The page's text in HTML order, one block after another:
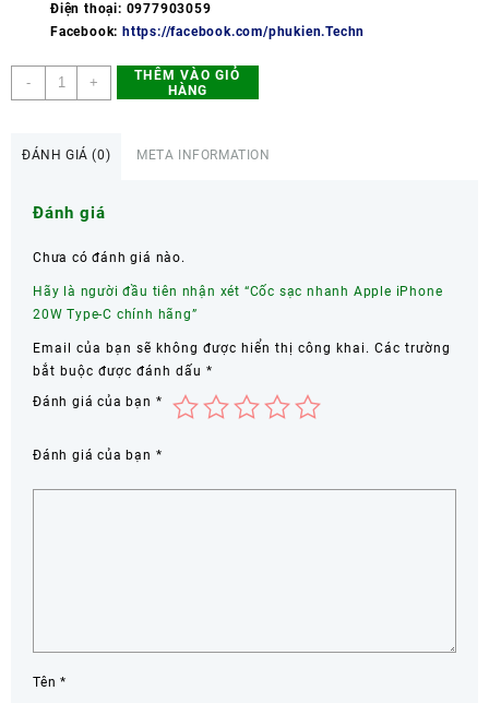
Điện thoại: 0977903059
Facebook: https://facebook.com/phukien.Techn
-
Cốc
sạc
Type-
chính
hãng
số
+
THÊM VÀO GIỎ
HÀNG
ĐÁNH GIÁ (0) META INFORMATION
Đánh giá
Chưa có đánh giá nào.
Hãy là người đầu tiên nhận xét “Cốc sạc nhanh Apple iPhone
20W Type-C chính hãng”
Email của bạn sẽ không được hiển thị công khai. Các trường
bắt buộc được đánh dấu *
Đánh giá của bạn *
Đánh giá của bạn *
Tên*